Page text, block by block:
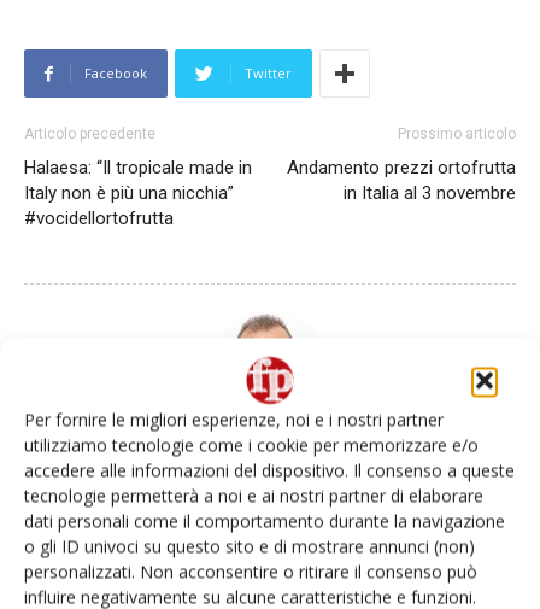
Per fornire le migliori esperienze, noi e i nostri partner
utilizziamo tecnologie come i cookie per memorizzare e/o
accedere alle informazioni del dispositivo. Il consenso a queste
tecnologie permetterà a noi e ai nostri partner di elaborare
dati personali come il comportamento durante la navigazione
o gli ID univoci su questo sito e di mostrare annunci (non)
personalizzati. Non acconsentire o ritirare il consenso può
influire negativamente su alcune caratteristiche e funzioni.
Facebook Twitter
Articolo precedente
Halaesa: “Il tropicale made in
Italy non è più una nicchia”
#vocidellortofrutta
Prossimo articolo
Andamento prezzi ortofrutta
in Italia al 3 novembre
Daniele Colombo
Articoli correlati Di più dello stesso autore